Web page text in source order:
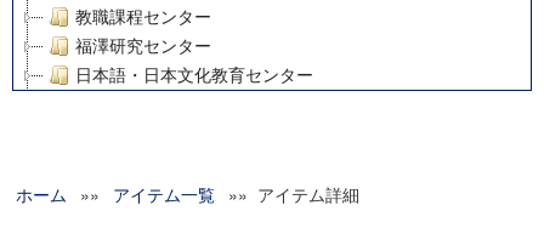
教職課程センター
福澤研究センター
日本語・日本文化教育センター
グローバルリサーチインスティテュート
ホーム »» アイテム一覧 »» アイテム詳細